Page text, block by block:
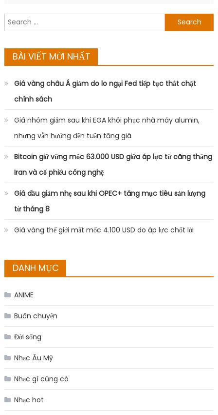
Search
for:
BÀI VIẾT MỚI NHẤT
Giá vàng châu Á giảm do lo ngại Fed tiếp tục thắt chặt
chính sách
Giá nhôm giảm sau khi EGA khôi phục nhà máy alumin,
nhưng vẫn hướng đến tuần tăng giá
Bitcoin giữ vững mốc 63.000 USD giữa áp lực từ căng thẳng
Iran và cổ phiếu công nghệ
Giá dầu giảm nhẹ sau khi OPEC+ tăng mục tiêu sản lượng
từ tháng 8
Giá vàng thế giới mất mốc 4.100 USD do áp lực chốt lời
DANH MỤC
ANIME
Buôn chuyện
Đời sống
Nhạc Âu Mỹ
Nhạc gì cũng có
Nhạc hot